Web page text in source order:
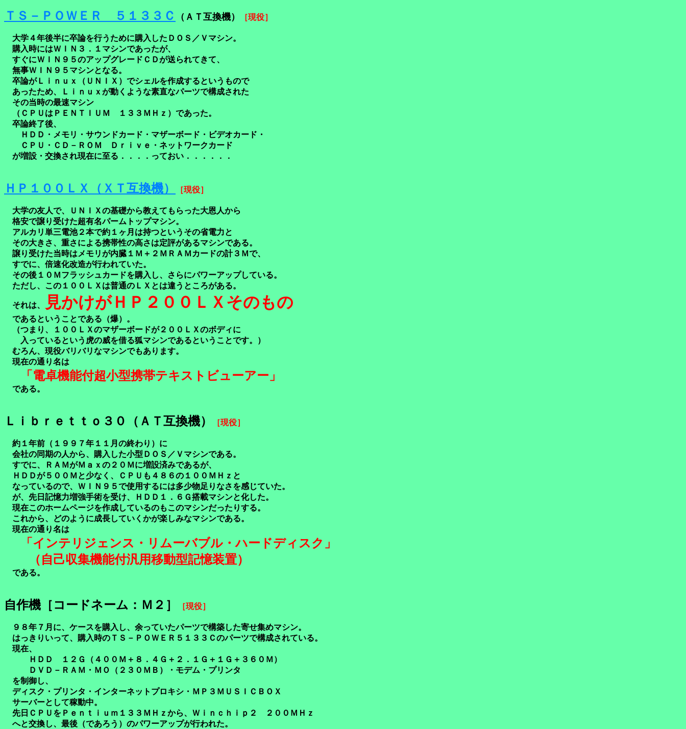
ＴＳ－ＰＯＷＥＲ ５１３３Ｃ （ＡＴ互換機） ［現役］
大学４年後半に卒論を行うために購入したＤＯＳ／Ｖマシン。
購入時にはＷＩＮ３．１マシンであったが、
すぐにＷＩＮ９５のアップグレードＣＤが送られてきて、
無事ＷＩＮ９５マシンとなる。
卒論がＬｉｎｕｘ（ＵＮＩＸ）でシェルを作成するというもので
あったため、Ｌｉｎｕｘが動くような素直なパーツで構成された
その当時の最速マシン
（ＣＰＵはＰＥＮＴＩＵＭ １３３ＭＨｚ）であった。
卒論終了後、
ＨＤＤ・メモリ・サウンドカード・マザーボード・ビデオカード・
ＣＰＵ・ＣＤ－ＲＯＭ Ｄｒｉｖｅ・ネットワークカード
が増設・交換され現在に至る．．．．っておい．．．．．．
ＨＰ１００ＬＸ（ＸＴ互換機） ［現役］
大学の友人で、ＵＮＩＸの基礎から教えてもらった大恩人から
格安で譲り受けた超有名パームトップマシン。
アルカリ単三電池２本で約１ヶ月は持つというその省電力と
その大きさ、重さによる携帯性の高さは定評があるマシンである。
譲り受けた当時はメモリが内臓１Ｍ＋２ＭＲＡＭカードの計３Ｍで、
すでに、倍速化改造が行われていた。
その後１０Ｍフラッシュカードを購入し、さらにパワーアップしている。
ただし、この１００ＬＸは普通のＬＸとは違うところがある。
それは、 見かけがＨＰ２００ＬＸそのもの
であるということである（爆）。
（つまり、１００ＬＸのマザーボードが２００ＬＸのボディに
入っているという虎の威を借る狐マシンであるということです。）
むろん、現役バリバリなマシンでもあります。
現在の通り名は
「電卓機能付超小型携帯テキストビューアー」
である。
Ｌｉｂｒｅｔｔｏ３０（ＡＴ互換機） ［現役］
約１年前（１９９７年１１月の終わり）に
会社の同期の人から、購入した小型ＤＯＳ／Ｖマシンである。
すでに、ＲＡＭがＭａｘの２０Ｍに増設済みであるが、
ＨＤＤが５００Ｍと少なく、ＣＰＵも４８６の１００ＭＨｚと
なっているので、ＷＩＮ９５で使用するには多少物足りなさを感じていた。
が、先日記憶力増強手術を受け、ＨＤＤ１．６Ｇ搭載マシンと化した。
現在このホームページを作成しているのもこのマシンだったりする。
これから、どのように成長していくかが楽しみなマシンである。
現在の通り名は
「インテリジェンス・リムーバブル・ハードディスク」
（自己収集機能付汎用移動型記憶装置）
である。
自作機［コードネーム：Ｍ２］ ［現役］
９８年７月に、ケースを購入し、余っていたパーツで構築した寄せ集めマシン。
はっきりいって、購入時のＴＳ－ＰＯＷＥＲ５１３３Ｃのパーツで構成されている。
現在、
ＨＤＤ １２Ｇ（４００Ｍ＋８．４Ｇ＋２．１Ｇ＋１Ｇ＋３６０Ｍ）
ＤＶＤ－ＲＡＭ・ＭＯ（２３０ＭＢ）・モデム・プリンタ
を制御し、
ディスク・プリンタ・インターネットプロキシ・ＭＰ３ＭＵＳＩＣＢＯＸ
サーバーとして稼動中。
先日ＣＰＵをＰｅｎｔｉｕｍ１３３ＭＨｚから、Ｗｉｎｃｈｉｐ２ ２００ＭＨｚ
へと交換し、最後（であろう）のパワーアップが行われた。